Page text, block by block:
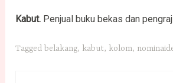
Kabut. Penjual buku bekas dan
Tagged belakang, kabut, kolom,